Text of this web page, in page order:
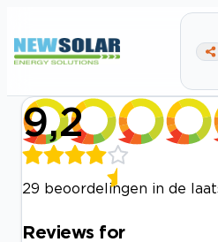
9,2
29 beoordelingen in de
Reviews for